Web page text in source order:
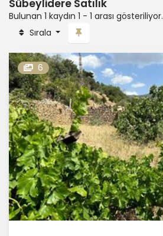
Sübeylidere Satılık
Bulunan 1 kaydın 1 - 1 arası gösteriliyor.
Sırala
6